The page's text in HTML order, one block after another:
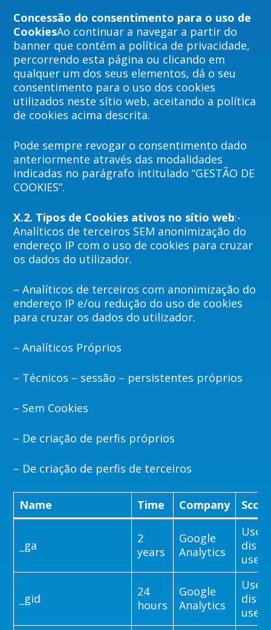
Concessão do consentimento para o uso de
CookiesAo continuar a navegar a partir do
banner que contém a política de privacidade,
percorrendo esta página ou clicando em
qualquer um dos seus elementos, dá o seu
consentimento para o uso dos cookies
utilizados neste sítio web, aceitando a política
de cookies acima descrita.
Pode sempre revogar o consentimento dado
anteriormente através das modalidades
indicadas no parágrafo intitulado “GESTÃO DE
COOKIES”.
X.2. Tipos de Cookies ativos no sítio web:-
Analíticos de terceiros SEM anonimização do
endereço IP com o uso de cookies para cruzar
os dados do utilizador.
– Analíticos de terceiros com anonimização do
endereço IP e/ou redução do uso de cookies
para cruzar os dados do utilizador.
– Analíticos Próprios
– Técnicos – sessão – persistentes próprios
– Sem Cookies
– De criação de perfis próprios
– De criação de perfis de terceiros
Name Time Company
_ga
2
years
Google
Analytics
_gid
24
hours
Google
Analytics